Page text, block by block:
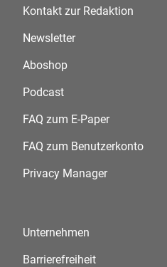
Kontakt zur Redaktion
Newsletter
Aboshop
Podcast
FAQ zum E-Paper
FAQ zum Benutzerkonto
Privacy Manager
Unternehmen
Barrierefreiheit